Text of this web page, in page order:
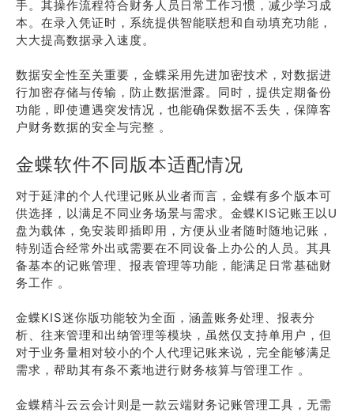
手。其操作流程符合财务人员日常工作习惯，减少学习成
本。在录入凭证时，系统提供智能联想和自动填充功能，
大大提高数据录入速度。
数据安全性至关重要，金蝶采用先进加密技术，对数据进
行加密存储与传输，防止数据泄露。同时，提供定期备份
功能，即使遭遇突发情况，也能确保数据不丢失，保障客
户财务数据的安全与完整 。
金蝶软件不同版本适配情况
对于延津的个人代理记账从业者而言，金蝶有多个版本可
供选择，以满足不同业务场景与需求。金蝶KIS记账王以U
盘为载体，免安装即插即用，方便从业者随时随地记账，
特别适合经常外出或需要在不同设备上办公的人员。其具
备基本的记账管理、报表管理等功能，能满足日常基础财
务工作 。
金蝶KIS迷你版功能较为全面，涵盖账务处理、报表分
析、往来管理和出纳管理等模块，虽然仅支持单用户，但
对于业务量相对较小的个人代理记账来说，完全能够满足
需求，帮助其有条不紊地进行财务核算与管理工作 。
金蝶精斗云云会计则是一款云端财务记账管理工具，无需